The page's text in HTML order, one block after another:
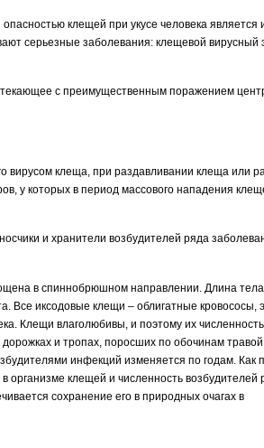
клещей при укусе человека является
серьезные заболевания: клещевой вирусный
с преимущественным поражением
вирусом клеща, при раздавливании клеща или
у которых в период массового нападения
и хранители возбудителей ряда
в спиннобрюшном направлении. Длина
Все иксодовые клещи – облигатные кровососы,
Клещи влаголюбивы, и поэтому их
и тропах, поросших по обочинам
инфекций изменяется по годам. Как
клещей и численность возбудителей
сохранение его в природных очагах в